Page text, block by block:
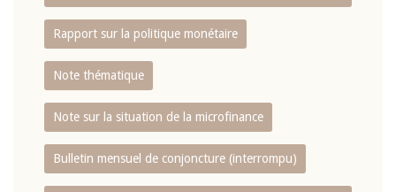
Rapport sur la politique monétaire
Note thématique
Note sur la situation de la microfinance
Bulletin mensuel de conjoncture (interrompu)